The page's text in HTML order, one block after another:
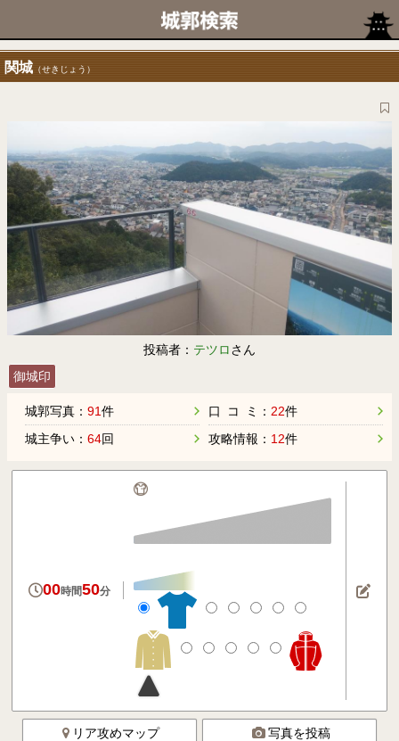
関城 （せきじょう）
投稿者： テツロさん
御城印
城郭写真： 91件
城主争い： 64回
口 コ ミ： 22件
攻略情報： 12件
00時間50分
リア攻めマップ 写真を投稿